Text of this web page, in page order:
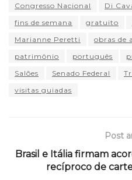
Congresso Nacional
Di
fins de semana
gratuito
Marianne Peretti
obras de
patrimônio
português
Salões
Senado Federal
visitas guiadas
Post
Brasil e Itália firmam
recíproco de